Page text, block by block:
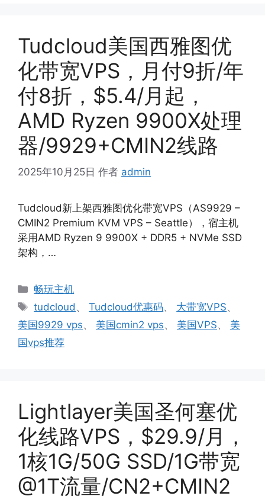
Tudcloud美国西雅图优
化带宽VPS，月付9折/年
付8折，$5.4/月起，
AMD Ryzen 9900X处理
器/9929+CMIN2线路
2025年10月25日 作者 admin
Tudcloud新上架西雅图优化带宽VPS（AS9929 –
CMIN2 Premium KVM VPS – Seattle），宿主机
采用AMD Ryzen 9 9900X + DDR5 + NVMe SSD
架构，…
分
类
畅玩主机
标
签
tudcloud 、Tudcloud优惠码、 大带宽VPS、
美国9929 vps、 美国cmin2 vps、 美国VPS、 美
国vps推荐
Lightlayer美国圣何塞优
化线路VPS，$29.9/月，
1核1G/50G SSD/1G带宽
@1T流量/CN2+CMIN2